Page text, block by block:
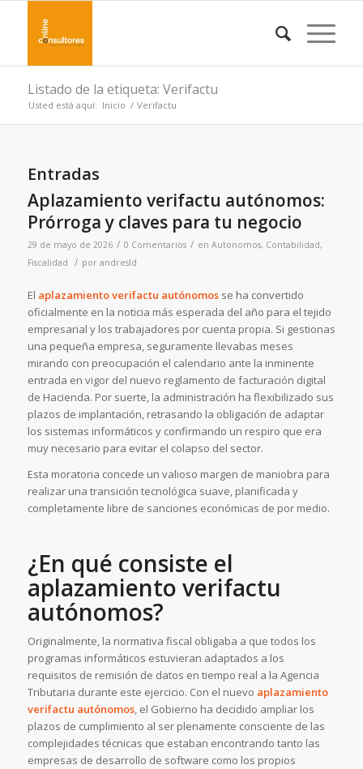
Listado de la etiqueta: Verifactu
Usted está aquí: Inicio / Verifactu
Entradas
Aplazamiento verifactu autónomos:
Prórroga y claves para tu negocio
29 de mayo de 2026 / 0 Comentarios / en Autonomos, Contabilidad,
Fiscalidad
/ por andresld
El aplazamiento verifactu autónomosse ha convertido
oficialmente en la noticia más esperada del año para el tejido
empresarial y los trabajadores por cuenta propia. Si gestionas
una pequeña empresa, seguramente llevabas meses
mirando con preocupación el calendario ante la inminente
entrada en vigor del nuevo reglamento de facturación digital
de Hacienda. Por suerte, la administración ha flexibilizado sus
plazos de implantación, retrasando la obligación de adaptar
los sistemas informáticos y confirmando un respiro que era
muy necesario para evitar el colapso del sector.
Esta moratoria concede un valioso margen de maniobra para
realizar una transición tecnológica suave, planificada y
completamente libre de sanciones económicas de por medio.
¿En qué consiste el
aplazamiento verifactu
autónomos?
Originalmente, la normativa fiscal obligaba a que todos los
programas informáticos estuvieran adaptados a los
requisitos de remisión de datos en tiempo real a la Agencia
Tributaria durante este ejercicio. Con el nuevo aplazamiento
verifactu autónomos, el Gobierno ha decidido ampliar los
plazos de cumplimiento al ser plenamente consciente de las
complejidades técnicas que estaban encontrando tanto las
empresas de desarrollo de software como los propios